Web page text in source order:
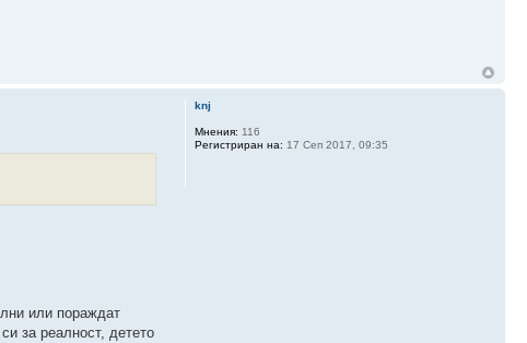
или пораждат
за реалност, детето
knj
Мнения: 116
Регистриран на: 17 Сеп 2017, 09:35